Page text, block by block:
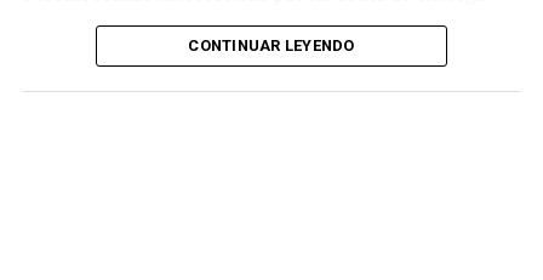
para supervisar las actividades desarrolladas por el área
de Plan Alimentario, reconociendo el compromiso y la
CONTINUAR LEYENDO